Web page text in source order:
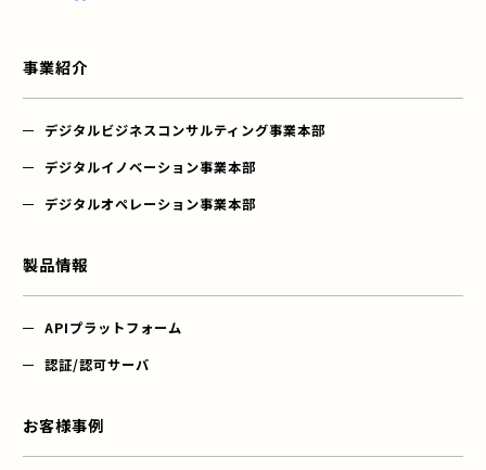
事業紹介
デジタルビジネスコンサルティング事業本部
デジタルイノベーション事業本部
デジタルオペレーション事業本部
製品情報
APIプラットフォーム
認証/認可サーバ
お客様事例